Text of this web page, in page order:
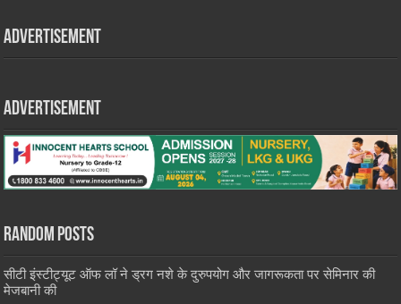
Advertisement
Advertisement
Random Posts
सीटी इंस्टीट्यूट ऑफ लॉ ने ड्रग नशे के दुरुपयोग और जागरूकता पर सेमिनार की
मेजबानी की